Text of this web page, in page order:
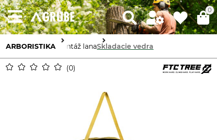
0
ARBORISTIKA Montáž lanaSkladacie vedra
0